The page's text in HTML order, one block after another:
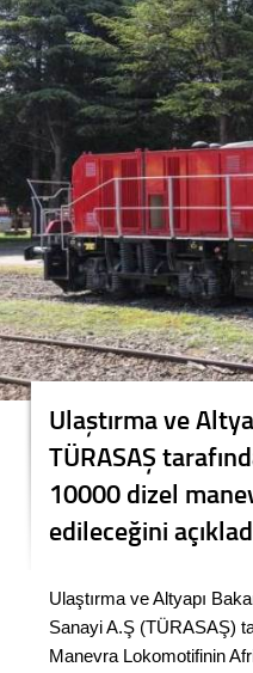
Ulaştırma ve
TÜRASAŞ
10000 dizel
edileceğini
Ulaştırma ve Altyapı
Sanayi A.Ş (TÜRASAŞ)
Manevra Lokomotifinin